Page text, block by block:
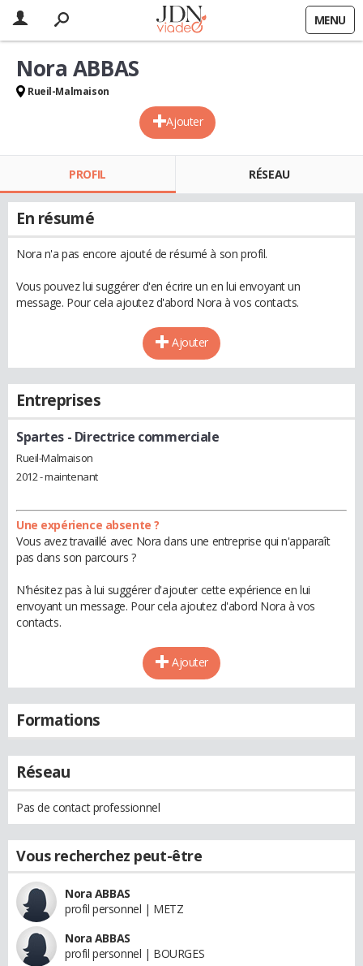
MENU
Ajouter
Nora ABBAS
Rueil-Malmaison
PROFIL RÉSEAU
En résumé
Nora n'a pas encore ajouté de résumé à son profil.
Vous pouvez lui suggérer d'en écrire un en lui envoyant un
message. Pour cela ajoutez d'abord Nora à vos contacts.
Ajouter
Entreprises
Spartes - Directrice commerciale
Rueil-Malmaison
2012 - maintenant
Une expérience absente ?
Vous avez travaillé avec Nora dans une entreprise qui n'apparaît
pas dans son parcours ?
N'hésitez pas à lui suggérer d'ajouter cette expérience en lui
envoyant un message. Pour cela ajoutez d'abord Nora à vos
contacts.
Ajouter
Formations
Réseau
Pas de contact professionnel
Vous recherchez peut-être
Nora ABBAS
profil personnel | METZ
Nora ABBAS
profil personnel | BOURGES